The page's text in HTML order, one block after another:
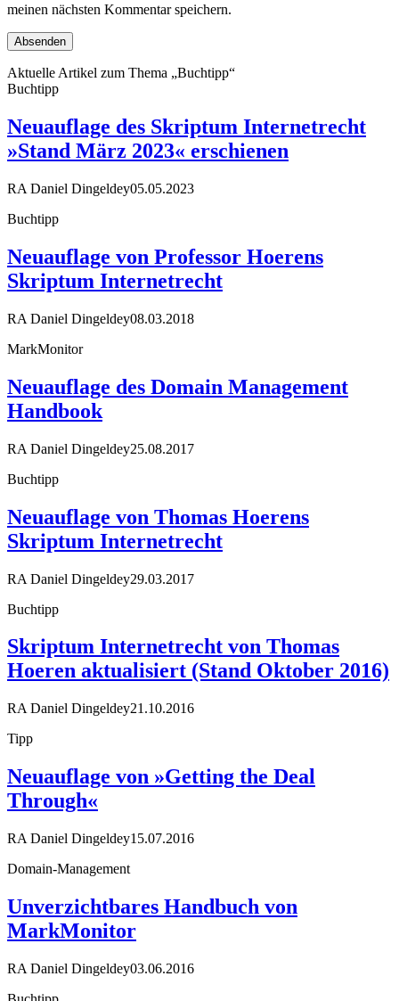
meinen nächsten Kommentar speichern.
Aktuelle Artikel zum Thema „Buchtipp“
Buchtipp
Neuauflage des Skriptum Internetrecht
»Stand März 2023« erschienen
RA Daniel Dingeldey05.05.2023
Buchtipp
Neuauflage von Professor Hoerens
Skriptum Internetrecht
RA Daniel Dingeldey08.03.2018
MarkMonitor
Neuauflage des Domain Management
Handbook
RA Daniel Dingeldey25.08.2017
Buchtipp
Neuauflage von Thomas Hoerens
Skriptum Internetrecht
RA Daniel Dingeldey29.03.2017
Buchtipp
Skriptum Internetrecht von Thomas
Hoeren aktualisiert (Stand Oktober 2016)
RA Daniel Dingeldey21.10.2016
Tipp
Neuauflage von »Getting the Deal
Through«
RA Daniel Dingeldey15.07.2016
Domain-Management
Unverzichtbares Handbuch von
MarkMonitor
RA Daniel Dingeldey03.06.2016